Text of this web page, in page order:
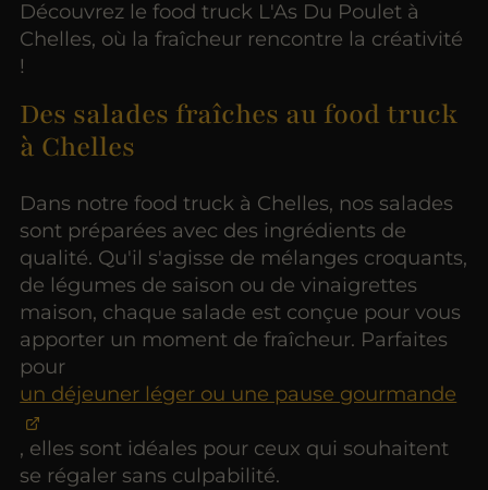
Découvrez le food truck L'As Du Poulet à
Chelles, où la fraîcheur rencontre la créativité
!
Des salades fraîches au food truck
à Chelles
Dans notre food truck à Chelles, nos salades
sont préparées avec des ingrédients de
qualité. Qu'il s'agisse de mélanges croquants,
de légumes de saison ou de vinaigrettes
maison, chaque salade est conçue pour vous
apporter un moment de fraîcheur. Parfaites
pour
un déjeuner léger ou une pause gourmande
, elles sont idéales pour ceux qui souhaitent
se régaler sans culpabilité.